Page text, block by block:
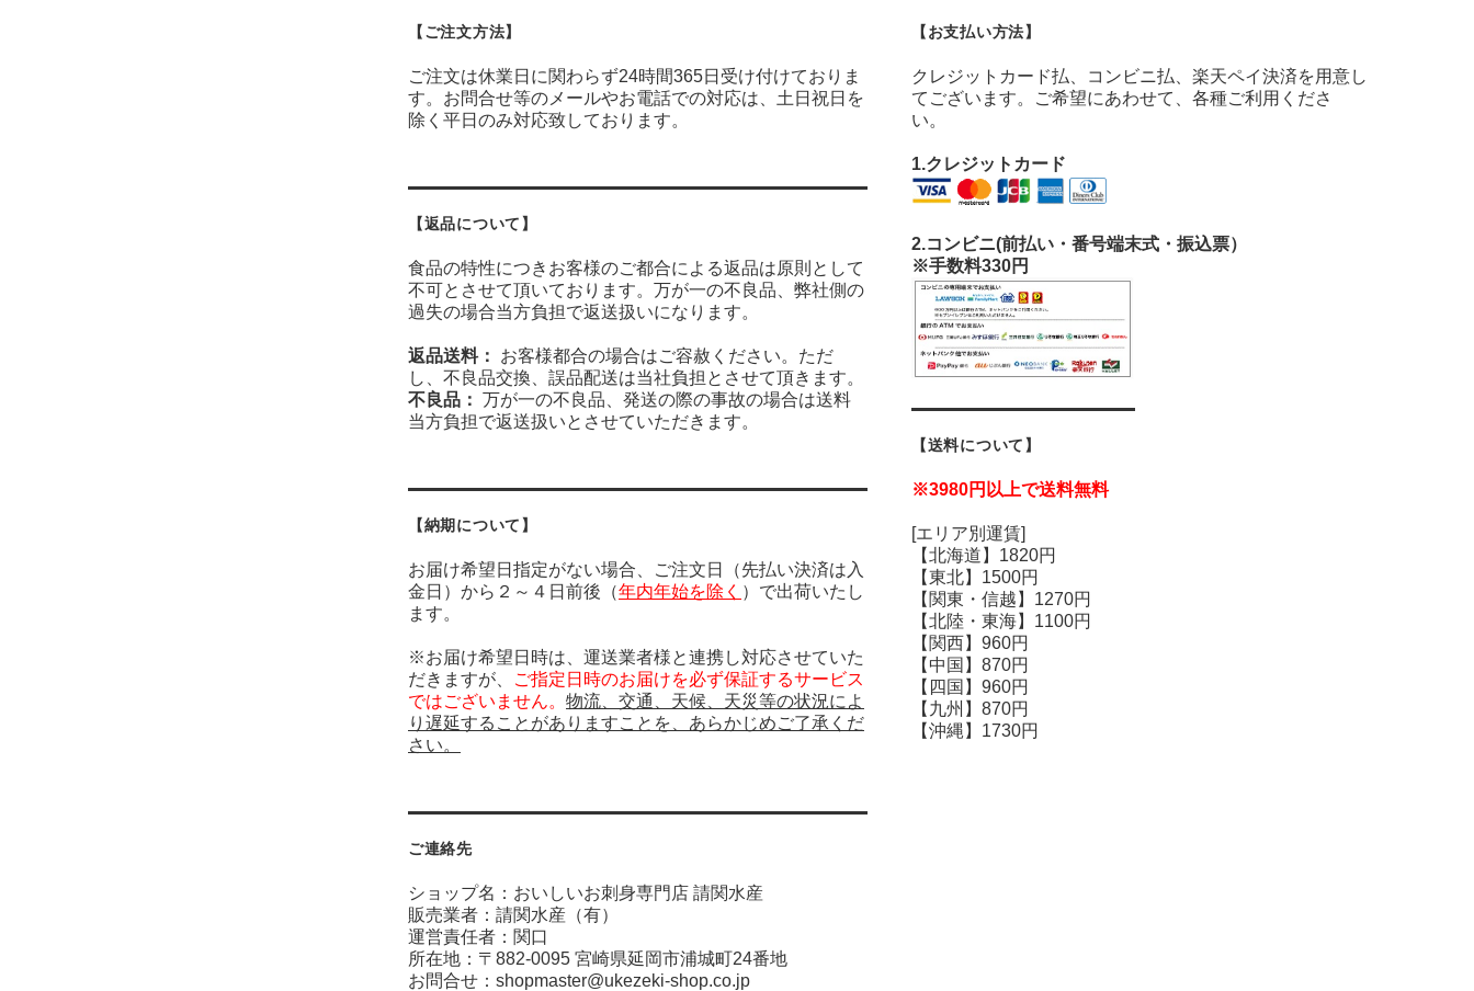
【ご注文方法】
ご注文は休業日に関わらず24時間365日受け付けておりま
す。お問合せ等のメールやお電話での対応は、土日祝日を
除く平日のみ対応致しております。
【返品について】
食品の特性につきお客様のご都合による返品は原則として
不可とさせて頂いております。万が一の不良品、弊社側の
過失の場合当方負担で返送扱いになります。
返品送料： お客様都合の場合はご容赦ください。ただ
し、不良品交換、誤品配送は当社負担とさせて頂きます。
不良品： 万が一の不良品、発送の際の事故の場合は送料
当方負担で返送扱いとさせていただきます。
【納期について】
お届け希望日指定がない場合、ご注文日（先払い決済は入
金日）から２～４日前後（年内年始を除く ）で出荷いたし
ます。
※お届け希望日時は、運送業者様と連携し対応させていた
だきますが、
ご指定日時のお届けを必ず保証するサービス
ではございません。 物流、交通、天候、天災等の状況によ
り遅延することがありますことを、あらかじめご了承くだ
さい。
ご連絡先
ショップ名：おいしいお刺身専門店 請関水産
販売業者：請関水産（有）
運営責任者：関口
所在地：〒882-0095 宮崎県延岡市浦城町24番地
お問合せ：shopmaster@ukezeki-shop.co.jp
【お支払い方法】
クレジットカード払、コンビニ払、楽天ペイ決済を用意し
てございます。ご希望にあわせて、各種ご利用くださ
い。
1.クレジットカード
2.コンビニ(前払い・番号端末式・振込票）
※手数料330円
【送料について】
※3980円以上で送料無料
[エリア別運賃]
【北海道】1820円
【東北】1500円
【関東・信越】1270円
【北陸・東海】1100円
【関西】960円
【中国】870円
【四国】960円
【九州】870円
【沖縄】1730円